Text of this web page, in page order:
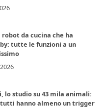
da cucina che ha
tutte le funzioni a un
lo studio su 43 mila animali:
hanno almeno un trigger